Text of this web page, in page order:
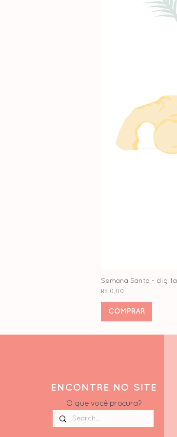
Semana Santa - digital
Preço
R$ 0,00
COMPRAR
ENCONTRE NO SITE
O que você procura?